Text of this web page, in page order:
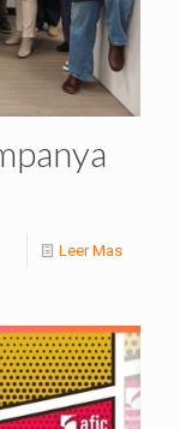
Leer Mas